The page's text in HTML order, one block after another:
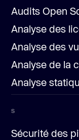
Audits Open
Analyse des
Analyse des
Analyse de la
Analyse
S
Sécurité des